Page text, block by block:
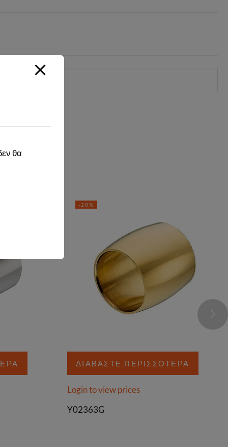
-20%
ΔΙΑΒΆΣΤΕ ΠΕΡΙΣΣΌΤΕΡΑ
Login to view prices
Y02363G
θα